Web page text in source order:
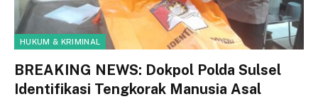
HUKUM & KRIMINAL
BREAKING NEWS: Dokpol Polda Sulsel
Identifikasi Tengkorak Manusia Asal